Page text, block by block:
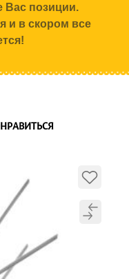
Вас позиции.
и в скором все